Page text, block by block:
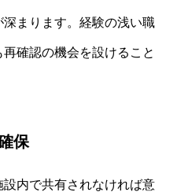
まります。経験の浅い職
確認の機会を設けること
保
内で共有されなければ意